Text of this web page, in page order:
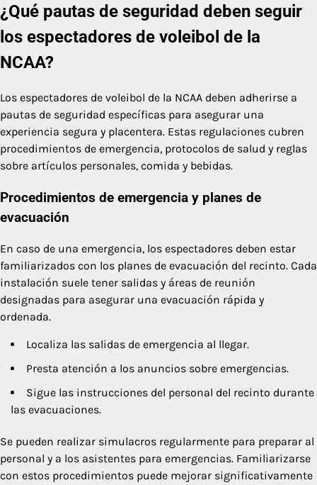
¿Qué pautas de seguridad deben seguir
los espectadores de voleibol de la
NCAA?
Los espectadores de voleibol de la NCAA deben adherirse a
pautas de seguridad específicas para asegurar una
experiencia segura y placentera. Estas regulaciones cubren
procedimientos de emergencia, protocolos de salud y reglas
sobre artículos personales, comida y bebidas.
Procedimientos de emergencia y planes de
evacuación
En caso de una emergencia, los espectadores deben estar
familiarizados con los planes de evacuación del recinto. Cada
instalación suele tener salidas y áreas de reunión
designadas para asegurar una evacuación rápida y
ordenada.
Localiza las salidas de emergencia al llegar.
Presta atención a los anuncios sobre emergencias.
Sigue las instrucciones del personal del recinto durante
las evacuaciones.
Se pueden realizar simulacros regularmente para preparar al
personal y a los asistentes para emergencias. Familiarizarse
con estos procedimientos puede mejorar significativamente